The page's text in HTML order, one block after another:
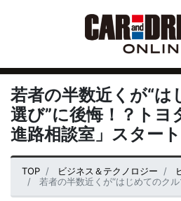
若者の半数近くが“は
選び”に後悔！？トヨ
進路相談室」スタート
TOP ビジネス＆テクノロジー
若者の半数近くが“はじめてのクルマ選び”に後悔！？